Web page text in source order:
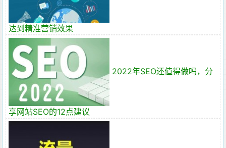
达到精准营销效果
2022年SEO还值得做吗，分
享网站SEO的12点建议